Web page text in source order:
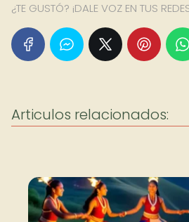
¿TE GUSTÓ? ¡DALE VOZ EN TUS
Articulos relacionados: